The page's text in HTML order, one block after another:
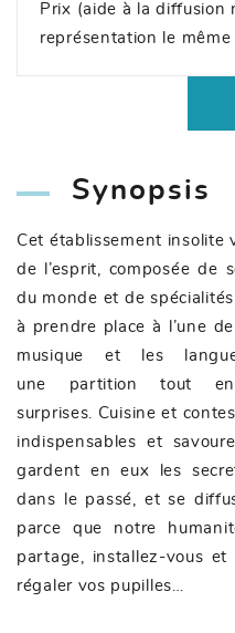
Prix (aide à la diffusion
représentation le
Synopsis
Cet établissement insolite
de l’esprit, composée de
du monde et de
à prendre place à l’une
musique et les
une partition tout
surprises. Cuisine et
indispensables et
gardent en eux les
dans le passé, et se
parce que notre
partage, installez-vous et
régaler vos pupilles…